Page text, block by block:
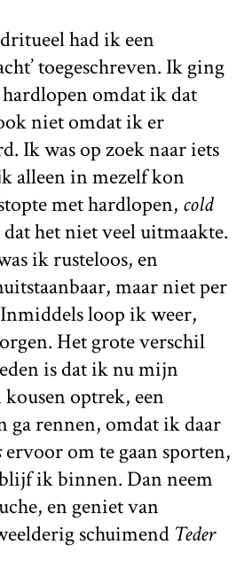
had ik een
toegeschreven. Ik ging
omdat ik dat
niet omdat ik er
Ik was op zoek naar iets
alleen in mezelf kon
met hardlopen, cold
het niet veel uitmaakte.
ik rusteloos, en
maar niet per
loop ik weer,
Het grote verschil
is dat ik nu mijn
optrek, een
ga rennen, omdat ik daar
ervoor om te gaan sporten,
ik binnen. Dan neem
en geniet van
schuimend Teder